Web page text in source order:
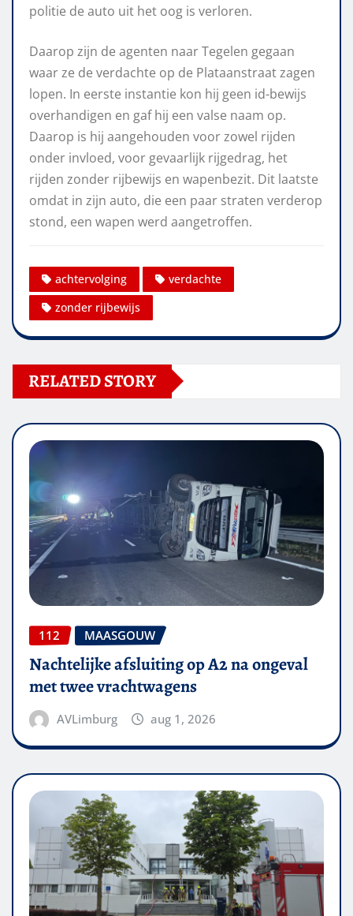
politie de auto uit het oog is verloren.
Daarop zijn de agenten naar Tegelen gegaan
waar ze de verdachte op de Plataanstraat zagen
lopen. In eerste instantie kon hij geen id-bewijs
overhandigen en gaf hij een valse naam op.
Daarop is hij aangehouden voor zowel rijden
onder invloed, voor gevaarlijk rijgedrag, het
rijden zonder rijbewijs en wapenbezit. Dit laatste
omdat in zijn auto, die een paar straten verderop
stond, een wapen werd aangetroffen.
achtervolging
verdachte
zonder rijbewijs
RELATED STORY
112 MAASGOUW
Nachtelijke afsluiting op A2 na ongeval
met twee vrachtwagens
AVLimburg aug 1, 2026